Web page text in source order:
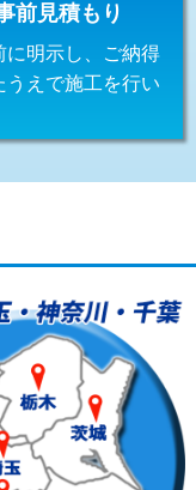
5,500円
5,500円
+8,800円
44,000円
前見積もり
に明示し、ご納得
うえで施工を行い